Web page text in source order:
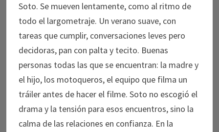
Soto. Se mueven lentamente, como al ritmo de
todo el largometraje. Un verano suave, con
tareas que cumplir, conversaciones leves pero
decidoras, pan con palta y tecito. Buenas
personas todas las que se encuentran: la madre y
el hijo, los motoqueros, el equipo que filma un
tráiler antes de hacer el filme. Soto no escogió el
drama y la tensión para esos encuentros, sino la
calma de las relaciones en confianza. En la